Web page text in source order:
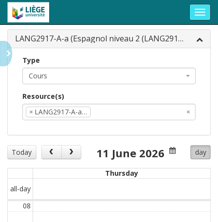
LANG2917-A-a (Espagnol niveau 2 (LANG2917-...
Type
Cours
Resource(s)
×
× LANG2917-A-a…
Today day
11 June 2026
Thursday
all-day
08